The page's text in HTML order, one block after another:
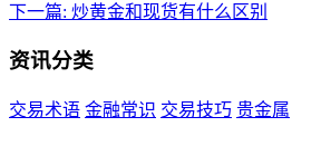
下一篇: 炒黄金和现货有什么区别
资讯分类
交易术语 金融常识 交易技巧 贵金属